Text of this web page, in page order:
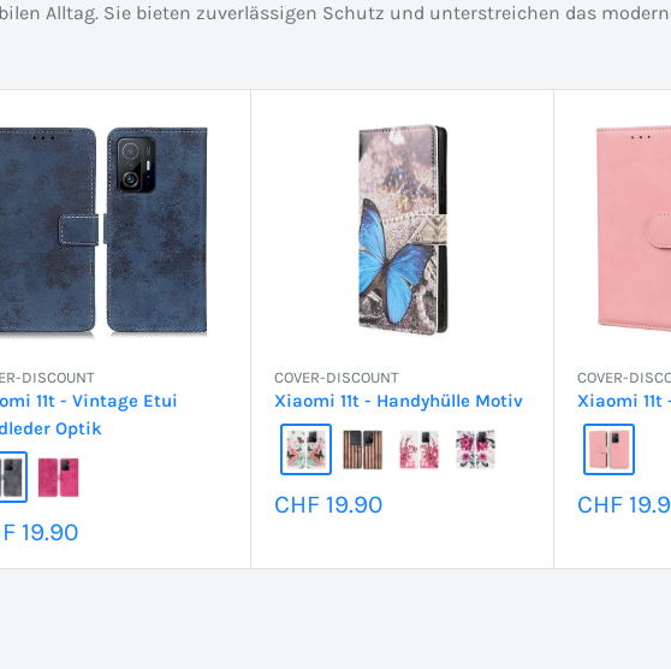
Alltag. Sie bieten zuverlässigen Schutz und unterstreichen das
DISCOUNT
11t - Vintage Etui
Optik
19.90
COVER-DISCOUNT
Xiaomi 11t - Handyhülle Motiv
Sonderpreis
CHF 19.90
COVER-
Xiaomi 11t
CHF